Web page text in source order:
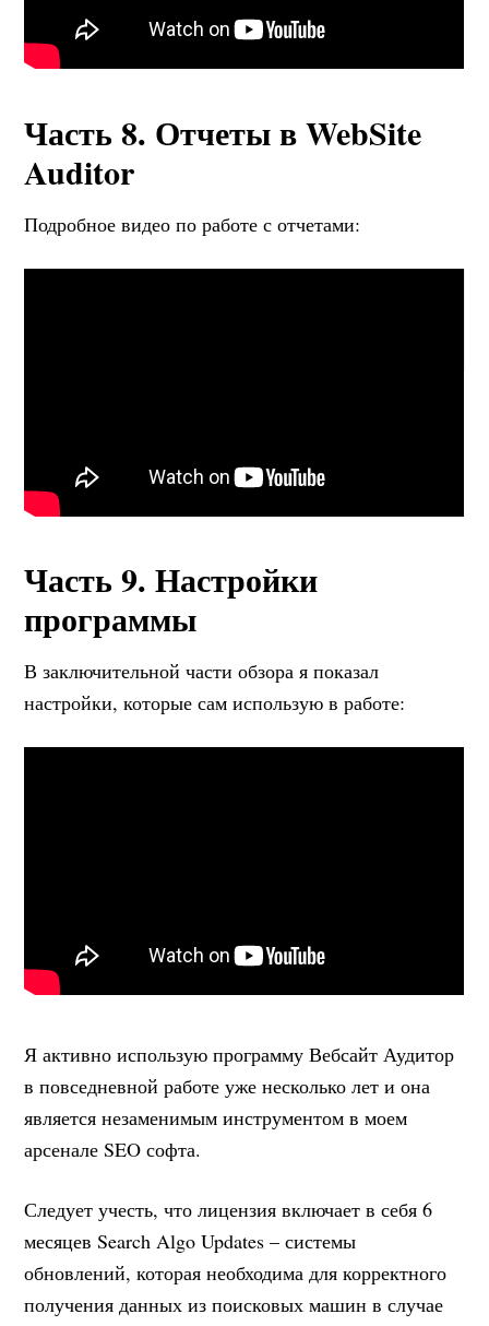
Часть 8. Отчеты в WebSite
Auditor
Подробное видео по работе с отчетами:
Часть 9. Настройки
программы
В заключительной части обзора я показал
настройки, которые сам использую в работе:
Я активно использую программу Вебсайт Аудитор
в повседневной работе уже несколько лет и она
является незаменимым инструментом в моем
арсенале SEO софта.
Следует учесть, что лицензия включает в себя 6
месяцев Search Algo Updates – системы
обновлений, которая необходима для корректного
получения данных из поисковых машин в случае